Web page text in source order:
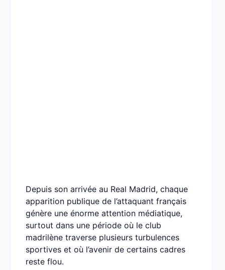
Depuis son arrivée au Real Madrid, chaque
apparition publique de l’attaquant français
génère une énorme attention médiatique,
surtout dans une période où le club
madrilène traverse plusieurs turbulences
sportives et où l’avenir de certains cadres
reste flou.